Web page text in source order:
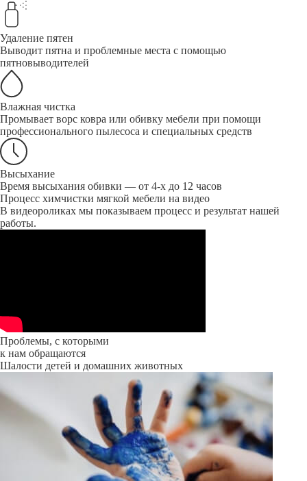
Удаление пятен
Выводит пятна и проблемные места с помощью
пятновыводителей
Влажная чистка
Промывает ворс ковра или обивку мебели при помощи
профессионального пылесоса и специальных средств
Высыхание
Время высыхания обивки — от 4-х до 12 часов
Процесс химчистки мягкой мебели на видео
В видеороликах мы показываем процесс и результат нашей
работы.
Проблемы, с которыми
к нам обращаются
Шалости детей и домашних животных